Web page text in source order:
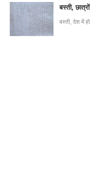
बस्ती,
बस्ती, देश में